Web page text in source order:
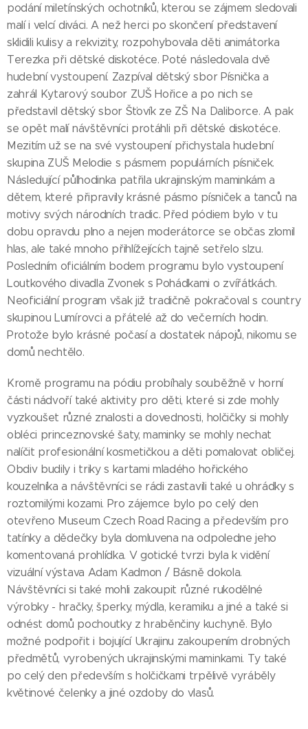
podání miletínských ochotníků, kterou se zájmem sledovali
malí i velcí diváci. A než herci po skončení představení
sklidili kulisy a rekvizity, rozpohybovala děti animátorka
Terezka při dětské diskotéce. Poté následovala dvě
hudební vystoupení. Zazpíval dětský sbor Písnička a
zahrál Kytarový soubor ZUŠ Hořice a po nich se
představil dětský sbor Šťovík ze ZŠ Na Daliborce. A pak
se opět malí návštěvníci protáhli při dětské diskotéce.
Mezitím už se na své vystoupení přichystala hudební
skupina ZUŠ Melodie s pásmem populárních písniček.
Následující půlhodinka patřila ukrajinským maminkám a
dětem, které připravily krásné pásmo písniček a tanců na
motivy svých národních tradic. Před pódiem bylo v tu
dobu opravdu plno a nejen moderátorce se občas zlomil
hlas, ale také mnoho přihlížejících tajně setřelo slzu.
Posledním oficiálním bodem programu bylo vystoupení
Loutkového divadla Zvonek s Pohádkami o zvířátkách.
Neoficiální program však již tradičně pokračoval s country
skupinou Lumírovci a přátelé až do večerních hodin.
Protože bylo krásné počasí a dostatek nápojů, nikomu se
domů nechtělo.
Kromě programu na pódiu probíhaly souběžně v horní
části nádvoří také aktivity pro děti, které si zde mohly
vyzkoušet různé znalosti a dovednosti, holčičky si mohly
obléci princeznovské šaty, maminky se mohly nechat
nalíčit profesionální kosmetičkou a děti pomalovat obličej.
Obdiv budily i triky s kartami mladého hořického
kouzelníka a návštěvníci se rádi zastavili také u ohrádky s
roztomilými kozami. Pro zájemce bylo po celý den
otevřeno Museum Czech Road Racing a především pro
tatínky a dědečky byla domluvena na odpoledne jeho
komentovaná prohlídka. V gotické tvrzi byla k vidění
vizuální výstava Adam Kadmon / Básně dokola.
Návštěvníci si také mohli zakoupit různé rukodělné
výrobky - hračky, šperky, mýdla, keramiku a jiné a také si
odnést domů pochoutky z hraběnčiny kuchyně. Bylo
možné podpořit i bojující Ukrajinu zakoupením drobných
předmětů, vyrobených ukrajinskými maminkami. Ty také
po celý den především s holčičkami trpělivě vyráběly
květinové čelenky a jiné ozdoby do vlasů.